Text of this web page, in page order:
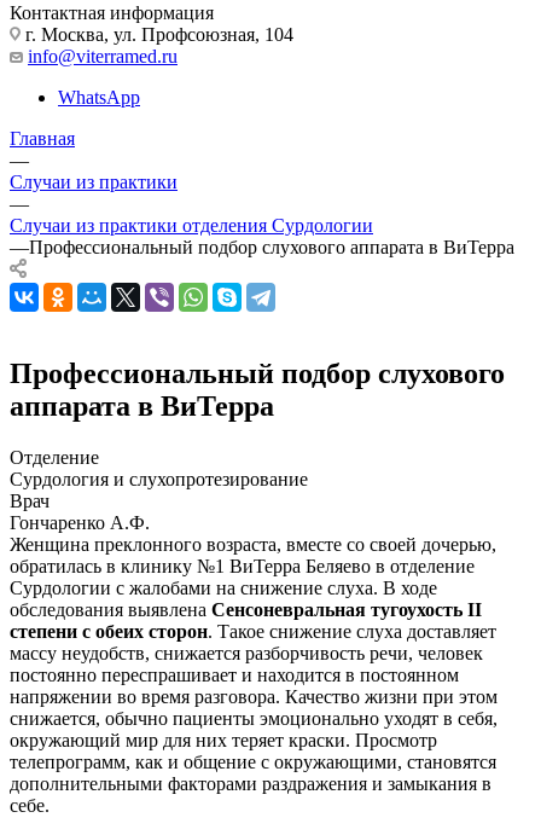
Контактная информация
г. Москва, ул. Профсоюзная, 104
info@viterramed.ru
WhatsApp
Главная
—
Случаи из практики
—
Случаи из практики отделения Сурдологии
—Профессиональный подбор слухового аппарата в ВиТерра
Профессиональный подбор слухового
аппарата в ВиТерра
Отделение
Сурдология и слухопротезирование
Врач
Гончаренко А.Ф.
Женщина преклонного возраста, вместе со своей дочерью,
обратилась в клинику №1 ВиТерра Беляево в отделение
Сурдологии с жалобами на снижение слуха. В ходе
обследования выявлена Сенсоневральная тугоухость II
степени с обеих сторон. Такое снижение слуха доставляет
массу неудобств, снижается разборчивость речи, человек
постоянно переспрашивает и находится в постоянном
напряжении во время разговора. Качество жизни при этом
снижается, обычно пациенты эмоционально уходят в себя,
окружающий мир для них теряет краски. Просмотр
телепрограмм, как и общение с окружающими, становятся
дополнительными факторами раздражения и замыкания в
себе.